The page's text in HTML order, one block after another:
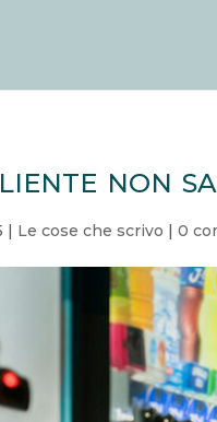
non
| Le cose che scrivo |0